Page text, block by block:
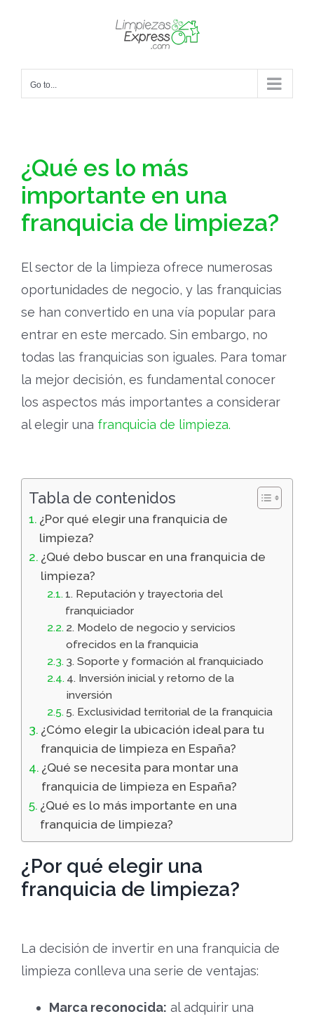
Go to...
¿Qué es lo más
importante en una
franquicia de limpieza?
El sector de la limpieza ofrece numerosas
oportunidades de negocio, y las franquicias
se han convertido en una vía popular para
entrar en este mercado. Sin embargo, no
todas las franquicias son iguales. Para tomar
la mejor decisión, es fundamental conocer
los aspectos más importantes a considerar
al elegir una franquicia de limpieza.
Tabla de contenidos
¿Por qué elegir una franquicia de
limpieza?
¿Qué debo buscar en una franquicia de
limpieza?
1. Reputación y trayectoria del
franquiciador
2. Modelo de negocio y servicios
ofrecidos en la franquicia
3. Soporte y formación al franquiciado
4. Inversión inicial y retorno de la
inversión
5. Exclusividad territorial de la franquicia
¿Cómo elegir la ubicación ideal para tu
franquicia de limpieza en España?
¿Qué se necesita para montar una
franquicia de limpieza en España?
¿Qué es lo más importante en una
franquicia de limpieza?
¿Por qué elegir una
franquicia de limpieza?
La decisión de invertir en una franquicia de
limpieza conlleva una serie de ventajas:
Marca reconocida: al adquirir una